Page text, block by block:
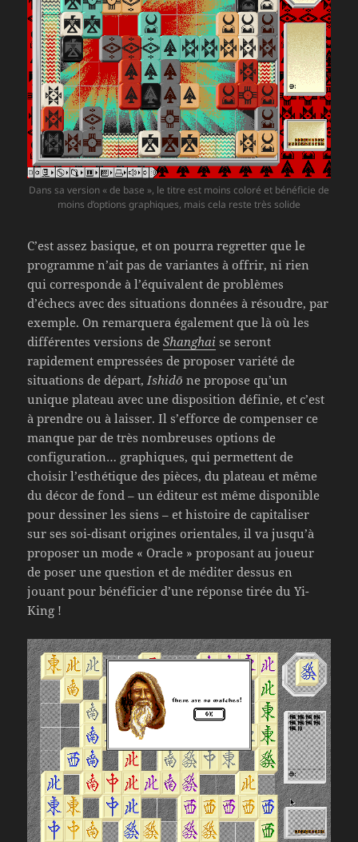
Dans sa version « de base », le titre est moins coloré et bénéficie de
moins d’options graphiques, mais cela reste très solide
C’est assez basique, et on pourra regretter que le
programme n’ait pas de variantes à offrir, ni rien
qui corresponde à l’équivalent de problèmes
d’échecs avec des situations données à résoudre, par
exemple. On remarquera également que là où les
différentes versions deShanghai se seront
rapidement empressées de proposer variété de
situations de départ, Ishidō ne propose qu’un
unique plateau avec une disposition définie, et c’est
à prendre ou à laisser. Il s’efforce de compenser ce
manque par de très nombreuses options de
configuration… graphiques, qui permettent de
choisir l’esthétique des pièces, du plateau et même
du décor de fond – un éditeur est même disponible
pour dessiner les siens – et histoire de capitaliser
sur ses soi-disant origines orientales, il va jusqu’à
proposer un mode « Oracle » proposant au joueur
de poser une question et de méditer dessus en
jouant pour bénéficier d’une réponse tirée du Yi-
King !